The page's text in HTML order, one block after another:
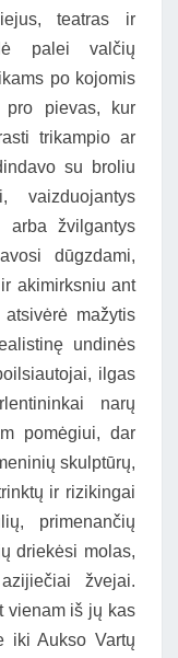
teatras ir
palei valčių
po kojomis
pievas, kur
trikampio ar
su broliu
vaizduojantys
arba žvilgantys
dūgzdami,
akimirksniu ant
mažytis
undinės
ilgas
narų
pomėgiui, dar
skulptūrų,
ir rizikingai
primenančių
driekėsi molas,
žvejai.
vienam iš jų kas
iki Aukso Vartų